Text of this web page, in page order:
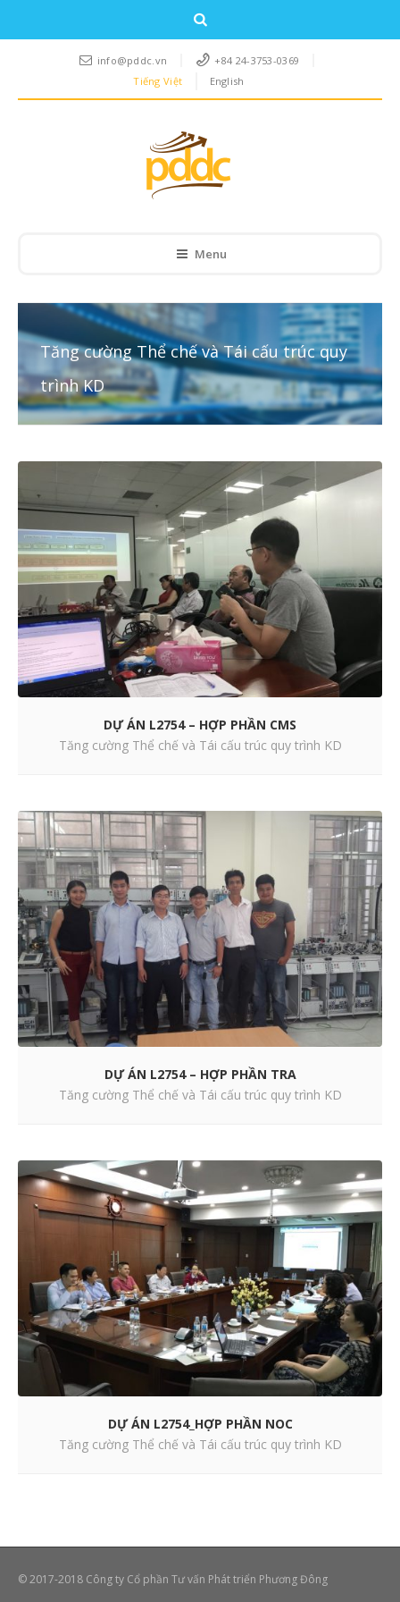
info@pddc.vn
+84 24-3753-0369
Tiếng Việt
English
Menu
Tăng cường Thể chế và Tái cấu trúc quy
trình KD
DỰ ÁN L2754 – HỢP PHẦN CMS
Tăng cường Thể chế và Tái cấu trúc quy trình KD
DỰ ÁN L2754 – HỢP PHẦN TRA
Tăng cường Thể chế và Tái cấu trúc quy trình KD
DỰ ÁN L2754_HỢP PHẦN NOC
Tăng cường Thể chế và Tái cấu trúc quy trình KD
© 2017-2018 Công ty Cổ phần Tư vấn Phát triển Phương Đông